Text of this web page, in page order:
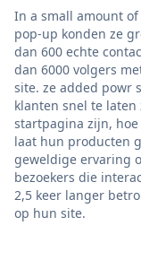
In a small amount
pop-up konden ze
dan 600 echte
dan 6000 volgers
site. ze added powr
klanten snel te
startpagina zijn,
laat hun producten
geweldige ervaring
bezoekers die
2,5 keer langer
op hun site.